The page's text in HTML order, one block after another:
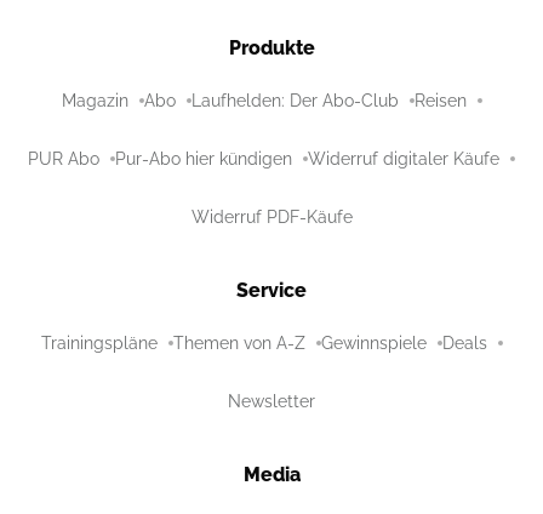
Produkte
Magazin Abo Laufhelden: Der Abo-Club Reisen
PUR Abo Pur-Abo hier kündigen Widerruf digitaler Käufe
Widerruf PDF-Käufe
Service
Trainingspläne Themen von A-Z Gewinnspiele Deals
Newsletter
Media